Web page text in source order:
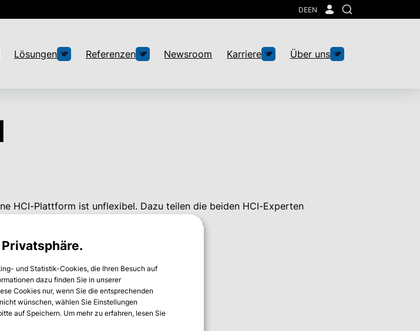
DEEN
Suche
Lösungen Referenzen Newsroom Karriere Über uns
HCI-Plattform ist unflexibel. Dazu teilen die beiden HCI-Experten
Kundenprojekten mit den Zuhörern.
und Statistik-Cookies, die Ihren Besuch auf
dazu finden Sie in unserer
Cookies nur, wenn Sie die entsprechenden
wünschen, wählen Sie Einstellungen
auf Speichern. Um mehr zu erfahren, lesen Sie